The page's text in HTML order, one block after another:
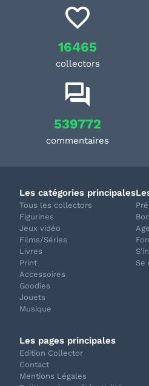
16465
collectors
539772
commentaires
Les catégories principales
Tous les collectors
Figurines
Jeux vidéo
Films/Séries
Livres
Print
Accessoires
Goodies
Jouets
Musique
Se
Les pages principales
Edition Collector
Contact
Mentions Légales